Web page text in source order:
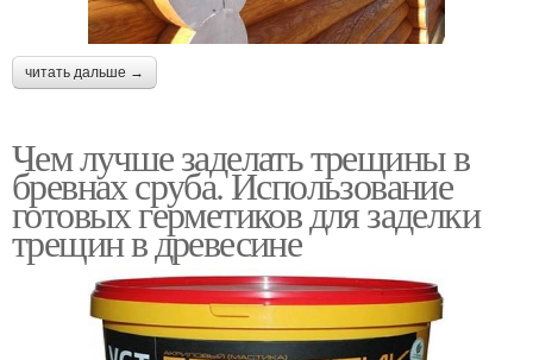
читать дальше →
Чем лучше заделать трещины в
бревнах сруба. Использование
готовых герметиков для заделки
трещин в древесине